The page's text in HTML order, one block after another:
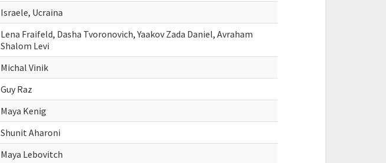
Israele, Ucraina
Lena Fraifeld, Dasha Tvoronovich, Yaakov Zada Daniel, Avraham
Shalom Levi
Michal Vinik
Guy Raz
Maya Kenig
Shunit Aharoni
Maya Lebovitch